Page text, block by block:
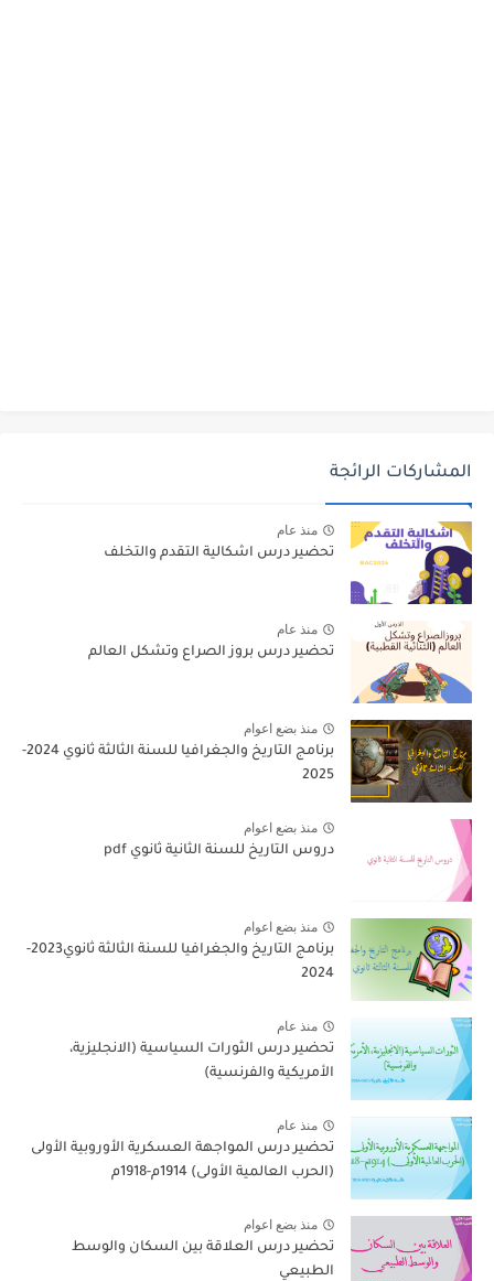
المشاركات الرائجة
منذ عام
تحضير درس اشكالية التقدم والتخلف
منذ عام
تحضير درس بروز الصراع وتشكل العالم
منذ بضع اعوام
برنامج التاريخ والجغرافيا للسنة الثالثة ثانوي 2024-
2025
منذ بضع اعوام
دروس التاريخ للسنة الثانية ثانوي pdf
منذ بضع اعوام
برنامج التاريخ والجغرافيا للسنة الثالثة ثانوي2023-
2024
منذ عام
تحضير درس الثورات السياسية (الانجليزية،
الأمريكية والفرنسية)
منذ عام
تحضير درس المواجهة العسكرية الأوروبية الأولى
(الحرب العالمية الأولى) 1914م-1918م
منذ بضع اعوام
تحضير درس العلاقة بين السكان والوسط
الطبيعي